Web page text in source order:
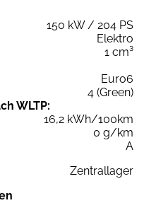
150 kW / 204 PS
Elektro
1 cm³
Euro6
4 (Green)
WLTP:
16,2 kWh/100km
0 g/km
A
Zentrallager